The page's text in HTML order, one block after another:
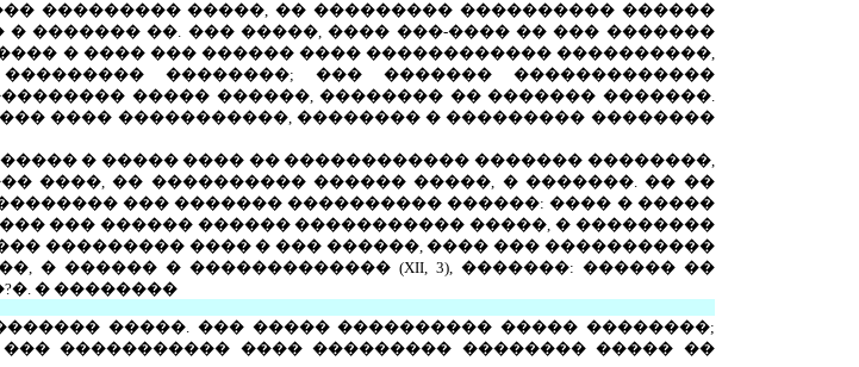
��������� �����, �� ��������� ���������� ������
������� ��. ��� �����, ���� ���-���� �� ��� �������
� ���� ��� ������ ���� ������������ ����������,
��������; ��� ������� �������������
����� ������, �������� �� ������� �������.
���� �����������, �������� � ��������� ��������
� ����� ���� �� ������������ ������� ��������,
����, �� ���������� ������ �����, � �������. �� ��
��� ������� ���������� ������: ���� � �����
��� ������ ������ ����������� �����, � ���������
��������� ���� � ��� ������, ���� ��� �����������
� ������ � ������������� (XII, 3), �������: ������ ��
� ��������
�����. ��� ����� ���������� ����� ��������;
����������� ���� ��������� �������� ����� ��